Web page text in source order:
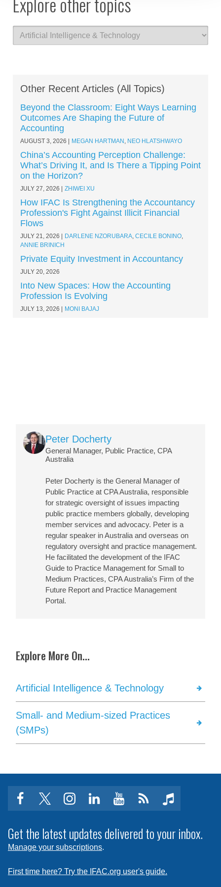
Other Recent Articles (All Topics)
Beyond the Classroom: Eight Ways Learning
Outcomes Are Shaping the Future of
Accounting
AUGUST 3, 2026 MEGAN HARTMAN , NEO HLATSHWAYO
China’s Accounting Perception Challenge:
What’s Driving It, and Is There a Tipping Point
on the Horizon?
JULY 27, 2026 ZHIWEI XU
How IFAC Is Strengthening the Accountancy
Profession's Fight Against Illicit Financial
Flows
JULY 21, 2026 DARLENE NZORUBARA, CECILE BONINO,
ANNIE BRINICH
Private Equity Investment in Accountancy
JULY 20, 2026
Into New Spaces: How the Accounting
Profession Is Evolving
JULY 13, 2026 MONI BAJAJ
ImagePeter Docherty
General Manager, Public Practice, CPA
Australia
Peter Docherty is the General Manager of
Public Practice at CPA Australia, responsible
for strategic oversight of issues impacting
public practice members globally, developing
member services and advocacy. Peter is a
regular speaker in Australia and overseas on
regulatory oversight and practice management.
He facilitated the development of the IFAC
Guide to Practice Management for Small to
Medium Practices, CPA Australia’s Firm of the
Future Report and Practice Management
Portal.
Explore More On...
Artificial Intelligence & Technology
Small- and Medium-sized Practices
(SMPs)
facebooktwitterinstagram
linkedinyoutubeClick
subscribe
to
feed
music
Get the latest updates delivered to your inbox.
Manage your subscriptions.
First time here? Try the IFAC.org user's guide.